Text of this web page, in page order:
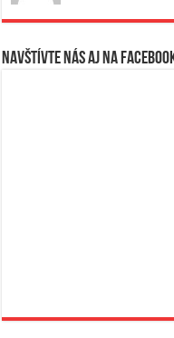
Navštívte nás aj na